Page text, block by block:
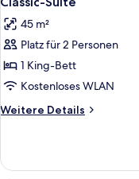
Fotos
für
Classic-
Suite
anzeigen
45 m²
Platz für 2 Personen
1 King-Bett
Kostenloses WLAN
Weitere Details
Weitere
Suite